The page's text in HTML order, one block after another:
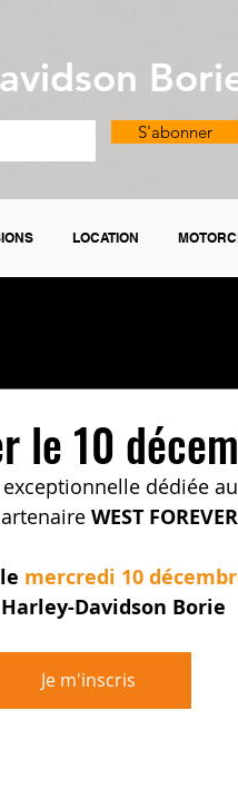
S'abonner
LOCATION
le 10
dédiée
WEST
mercredi 10
Davidson Borie
Je m'inscris